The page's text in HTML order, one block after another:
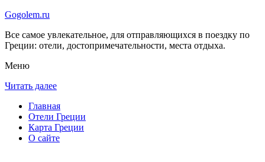
Gogolem.ru
Все самое увлекательное, для отправляющихся в поездку по
Греции: отели, достопримечательности, места отдыха.
Меню
Читать далее
Главная
Отели Греции
Карта Греции
О сайте